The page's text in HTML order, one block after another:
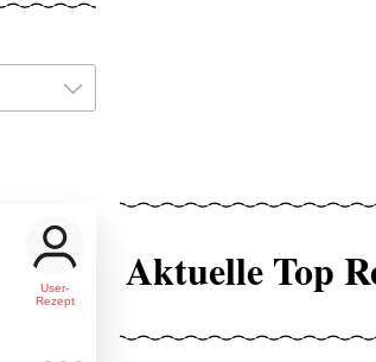
User-
Rezept
Aktuelle Top